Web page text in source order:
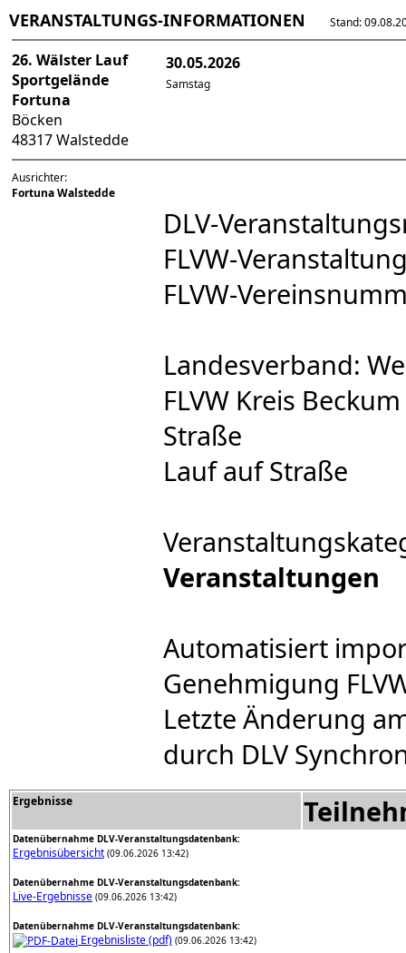
VERANSTALTUNGS-INFORMATIONEN Stand:
26. Wälster Lauf
Sportgelände
Fortuna
Böcken
48317 Walstedde
30.05.2026
Samstag
Ausrichter:
Fortuna Walstedde
DLV-
FLVW-
FLVW-
Landesverband:
FLVW Kreis
Straße
Lauf auf Straße
Veranstaltungen
Automatisiert
Genehmigung
Letzte Änderung
durch DLV
Ergebnisse
Datenübernahme DLV-Veranstaltungsdatenbank:
Ergebnisübersicht (09.06.2026 13:42)
Datenübernahme DLV-Veranstaltungsdatenbank:
Live-Ergebnisse (09.06.2026 13:42)
Datenübernahme DLV-Veranstaltungsdatenbank:
Ergebnisliste (pdf) (09.06.2026 13:42)